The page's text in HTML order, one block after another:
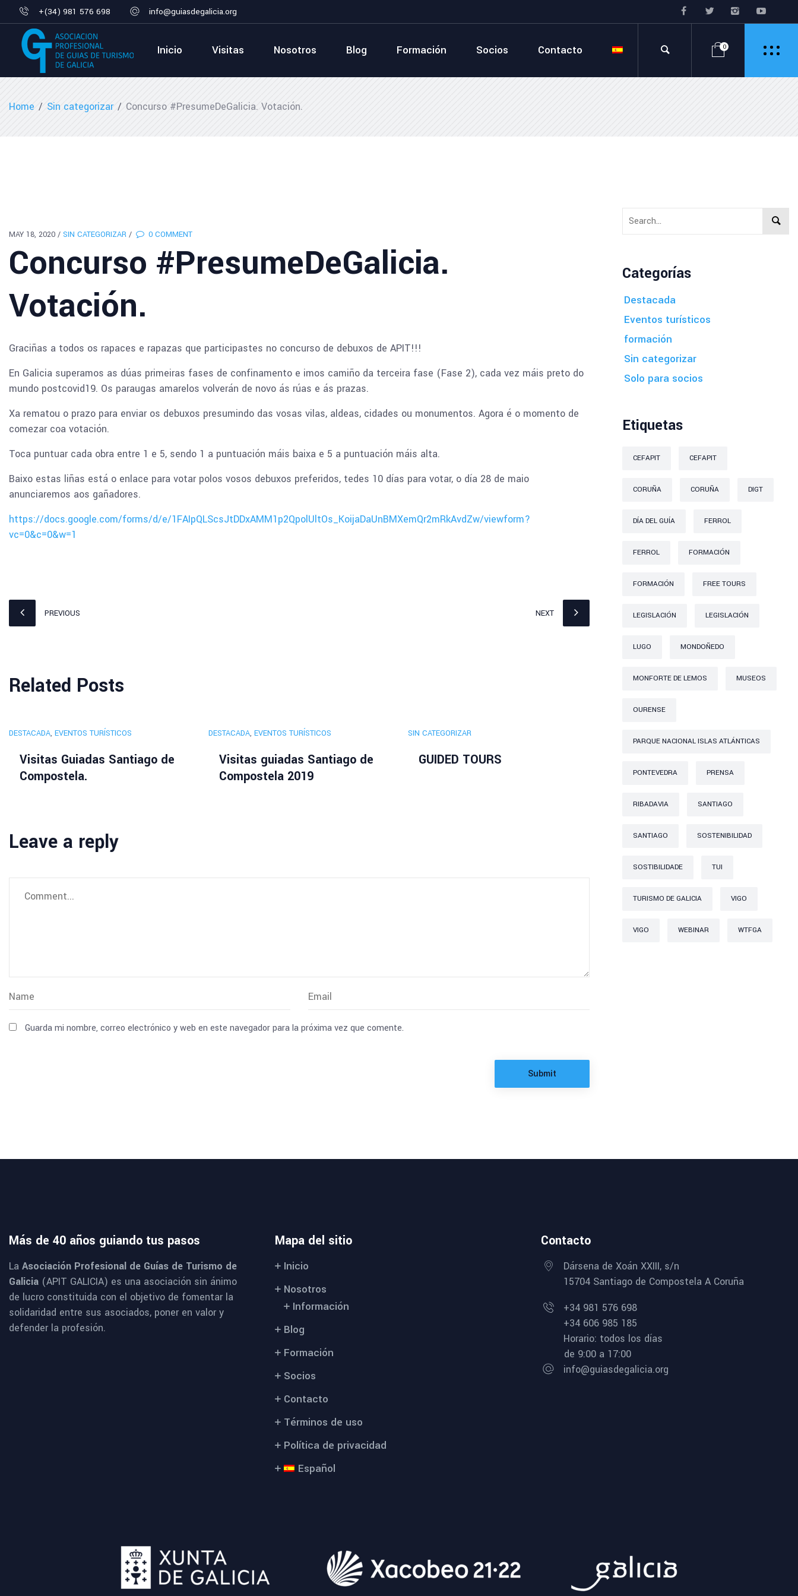
+(34) 981 576 698 info@guiasdegalicia.org
Inicio Visitas Nosotros Blog Formación Socios Contacto 0
Home / Sin categorizar / Concurso #PresumeDeGalicia. Votación.
MAY 18, 2020 / SIN CATEGORIZAR / 0 COMMENT
Concurso #PresumeDeGalicia.
Votación.
Graciñas a todos os rapaces e rapazas que participastes no concurso de debuxos de APIT!!!
En Galicia superamos as dúas primeiras fases de confinamento e imos camiño da terceira fase (Fase 2), cada vez máis preto do
mundo postcovid19. Os paraugas amarelos volverán de novo ás rúas e ás prazas.
Xa rematou o prazo para enviar os debuxos presumindo das vosas vilas, aldeas, cidades ou monumentos. Agora é o momento de
comezar coa votación.
Toca puntuar cada obra entre 1 e 5, sendo 1 a puntuación máis baixa e 5 a puntuación máis alta.
Baixo estas liñas está o enlace para votar polos vosos debuxos preferidos, tedes 10 días para votar, o día 28 de maio
anunciaremos aos gañadores.
https://docs.google.com/forms/d/e/1FAIpQLScsJtDDxAMM1p2QpolUltOs_KoijaDaUnBMXemQr2mRkAvdZw/viewform?
vc=0&c=0&w=1
PREVIOUS NEXT
Related Posts
DESTACADA, EVENTOS TURÍSTICOS
Visitas Guiadas Santiago de
Compostela.
DESTACADA, EVENTOS TURÍSTICOS
Visitas guiadas Santiago de
Compostela 2019
SIN CATEGORIZAR
GUIDED TOURS
Leave a reply
Guarda mi nombre, correo electrónico y web en este navegador para la próxima vez que comente.
Submit
Categorías
Destacada
Eventos turísticos
formación
Sin categorizar
Solo para socios
Etiquetas
CEFAPIT CEFAPIT
CORUÑA CORUÑA DIGT
DÍA DEL GUÍA FERROL
FERROL FORMACIÓN
FORMACIÓN FREE TOURS
LEGISLACIÓN LEGISLACIÓN
LUGO MONDOÑEDO
MONFORTE DE LEMOS MUSEOS
OURENSE
PARQUE NACIONAL ISLAS ATLÁNTICAS
PONTEVEDRA PRENSA
RIBADAVIA SANTIAGO
SANTIAGO SOSTENIBILIDAD
SOSTIBILIDADE TUI
TURISMO DE GALICIA VIGO
VIGO WEBINAR WTFGA
Más de 40 años guiando tus pasos
La Asociación Profesional de Guías de Turismo de
Galicia (APIT GALICIA) es una asociación sin ánimo
de lucro constituida con el objetivo de fomentar la
solidaridad entre sus asociados, poner en valor y
defender la profesión.
Mapa del sitio
Inicio
Nosotros
Información
Blog
Formación
Socios
Contacto
Términos de uso
Política de privacidad
Español
Contacto
Dársena de Xoán XXIII, s/n
15704 Santiago de Compostela A Coruña
+34 981 576 698
+34 606 985 185
Horario: todos los días
de 9:00 a 17:00
info@guiasdegalicia.org